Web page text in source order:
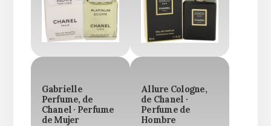
Gabrielle
Perfume, de
Chanel · Perfume
de Mujer
Allure Cologne,
de Chanel ·
Perfume de
Hombre